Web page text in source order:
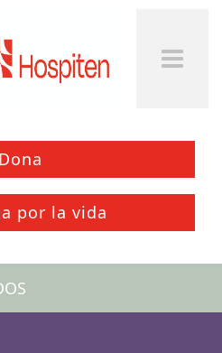
Dona
por la vida